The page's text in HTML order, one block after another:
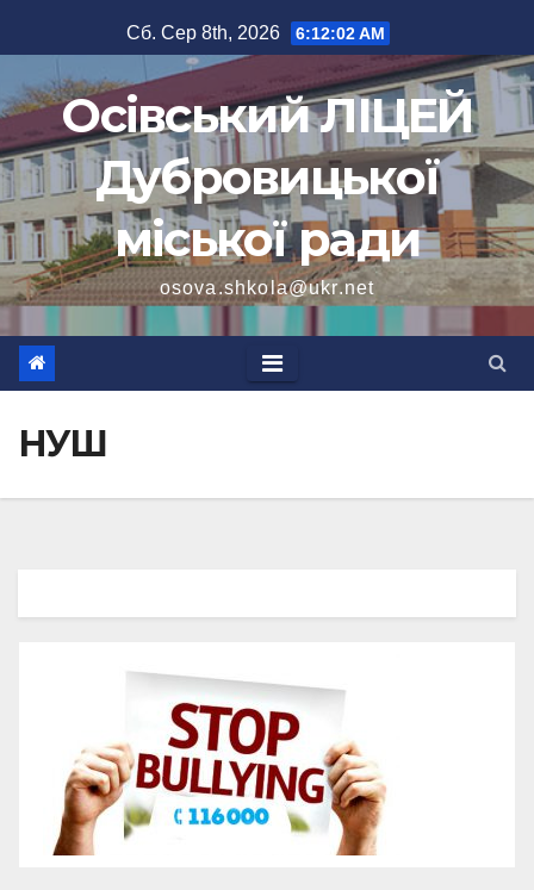
до
вмісту
Сб. Сер 8th, 2026 6:12:03 AM
Осівський ЛІЦЕЙ
Дубровицької
міської ради
osova.shkola@ukr.net
НУШ